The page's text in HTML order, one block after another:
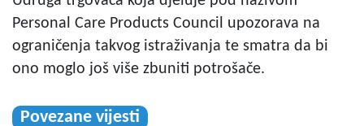
Personal Care Products Council upozorava na
ograničenja takvog istraživanja te smatra da bi
ono moglo još više zbuniti potrošače.
Povezane vijesti